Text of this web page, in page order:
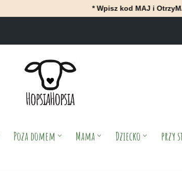
* Wpisz kod MAJ i OtrzyMAJ 10% rabatu
Poza domem Mama Dziecko przy